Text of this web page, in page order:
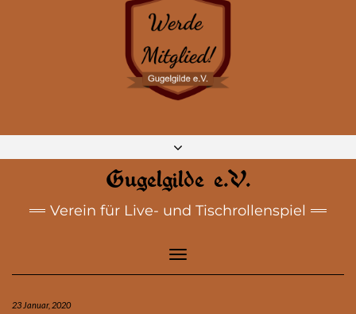
DISCORD
MASTODON
BLUESKY
INSTAGRAM
FACEBOOK
E-MAIL
Gugelgilde e.V.
Verein für Live- und Tischrollenspiel
Toggle
Navigation
23 Januar, 2020